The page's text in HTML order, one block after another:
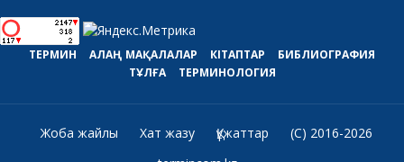
ТЕРМИН АЛАҢ МАҚАЛАЛАР КІТАПТАР
БИБЛИОГРАФИЯ
ТҰЛҒА
ТЕРМИНОЛОГИЯ
Жоба жайлы Хат жазу Құжаттар
(C) 2016-2026